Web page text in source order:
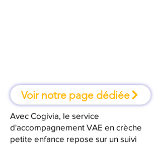
Voir notre page dédiée
Avec Cogivia, le service
d'accompagnement VAE en crèche
petite enfance repose sur un suivi